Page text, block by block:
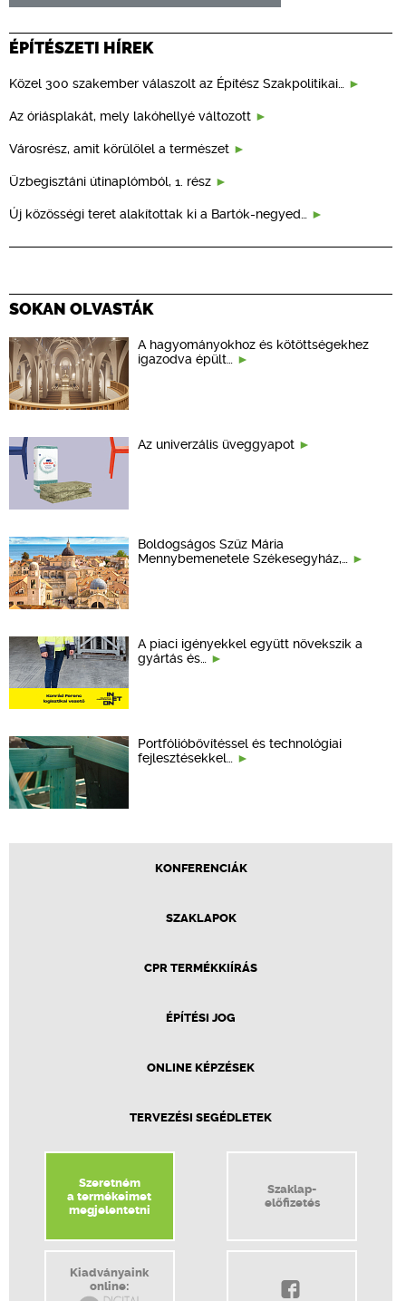
ÉPÍTÉSZETI HÍREK
Közel 300 szakember válaszolt az Építész Szakpolitikai…
Az óriásplakát, mely lakóhellyé változott
Városrész, amit körülölel a természet
Üzbegisztáni útinaplómból, 1. rész
Új közösségi teret alakítottak ki a Bartók-negyed…
SOKAN OLVASTÁK
A hagyományokhoz és kötöttségekhez
igazodva épült…
Az univerzális üveggyapot
Boldogságos Szűz Mária
Mennybemenetele Székesegyház,…
A piaci igényekkel együtt növekszik a
gyártás és…
Portfólióbővítéssel és technológiai
fejlesztésekkel…
KONFERENCIÁK
SZAKLAPOK
CPR TERMÉKKIÍRÁS
ÉPÍTÉSI JOG
ONLINE KÉPZÉSEK
TERVEZÉSI SEGÉDLETEK
Szeretném
a termékeimet
megjelentetni
Szaklap-
előfizetés
Kiadványaink
online: